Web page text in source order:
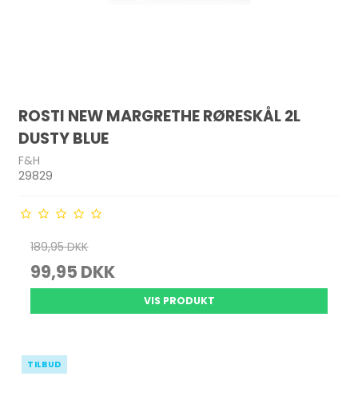
ROSTI NEW MARGRETHE RØRESKÅL 2L
DUSTY BLUE
F&H
29829
189,95 DKK
99,95 DKK
VIS PRODUKT
TILBUD